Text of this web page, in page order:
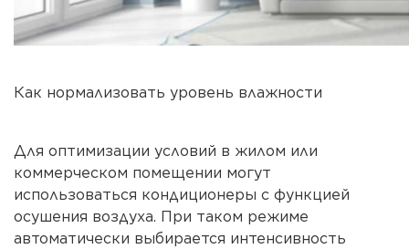
Как нормализовать уровень влажности
Для оптимизации условий в жилом или
коммерческом помещении могут
использоваться кондиционеры с функцией
осушения воздуха. При таком режиме
автоматически выбирается интенсивность